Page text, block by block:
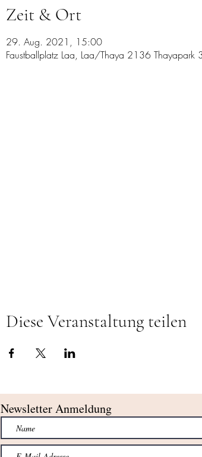
Zeit & Ort
29. Aug. 2021, 15:00
Faustballplatz Laa, Laa/Thaya 2136 Thayapark
Diese Veranstaltung teilen
Newsletter Anmeldung